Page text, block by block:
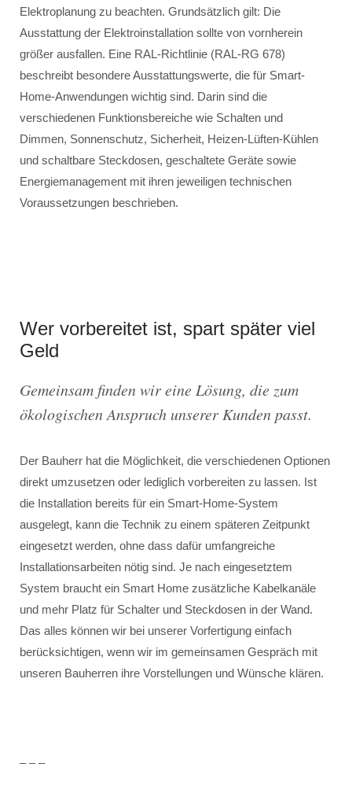
Elektroplanung zu beachten. Grundsätzlich gilt: Die
Ausstattung der Elektroinstallation sollte von vornherein
größer ausfallen. Eine RAL-Richtlinie (RAL-RG 678)
beschreibt besondere Ausstattungswerte, die für Smart-
Home-Anwendungen wichtig sind. Darin sind die
verschiedenen Funktionsbereiche wie Schalten und
Dimmen, Sonnenschutz, Sicherheit, Heizen-Lüften-Kühlen
und schaltbare Steckdosen, geschaltete Geräte sowie
Energiemanagement mit ihren jeweiligen technischen
Voraussetzungen beschrieben.
Wer vorbereitet ist, spart später viel
Geld
Gemeinsam finden wir eine Lösung, die zum
ökologischen Anspruch unserer Kunden passt.
Der Bauherr hat die Möglichkeit, die verschiedenen Optionen
direkt umzusetzen oder lediglich vorbereiten zu lassen. Ist
die Installation bereits für ein Smart-Home-System
ausgelegt, kann die Technik zu einem späteren Zeitpunkt
eingesetzt werden, ohne dass dafür umfangreiche
Installationsarbeiten nötig sind. Je nach eingesetztem
System braucht ein Smart Home zusätzliche Kabelkanäle
und mehr Platz für Schalter und Steckdosen in der Wand.
Das alles können wir bei unserer Vorfertigung einfach
berücksichtigen, wenn wir im gemeinsamen Gespräch mit
unseren Bauherren ihre Vorstellungen und Wünsche klären.
– – –